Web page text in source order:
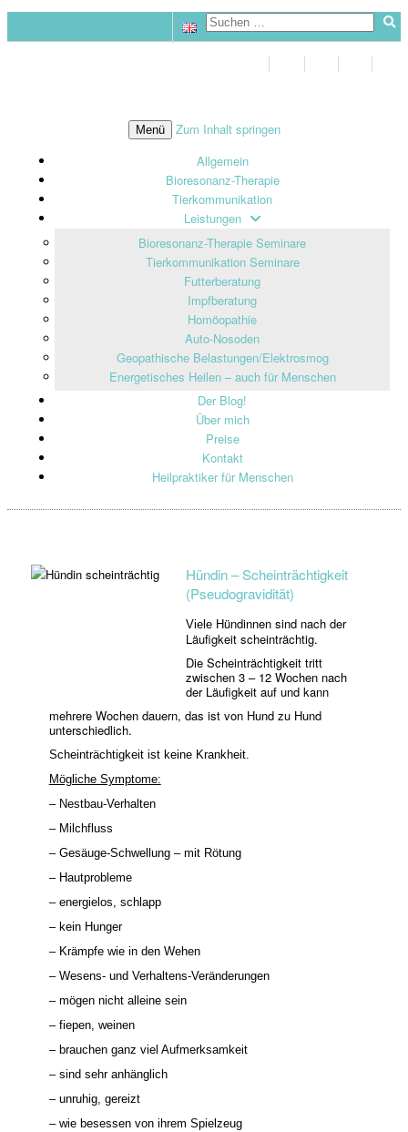
Menü
Zum Inhalt springen
Allgemein
Bioresonanz-Therapie
Tierkommunikation
Leistungen
Bioresonanz-Therapie Seminare
Tierkommunikation Seminare
Futterberatung
Impfberatung
Homöopathie
Auto-Nosoden
Geopathische Belastungen/Elektrosmog
Energetisches Heilen – auch für Menschen
Der Blog!
Über mich
Preise
Kontakt
Heilpraktiker für Menschen
Hündin – Scheinträchtigkeit
(Pseudogravidität)
Viele Hündinnen sind nach der
Läufigkeit scheinträchtig.
Die Scheinträchtigkeit tritt
zwischen 3 – 12 Wochen nach
der Läufigkeit auf und kann
mehrere Wochen dauern, das ist von Hund zu Hund
unterschiedlich.
Scheinträchtigkeit ist keine Krankheit.
Mögliche Symptome:
– Nestbau-Verhalten
– Milchfluss
– Gesäuge-Schwellung – mit Rötung
– Hautprobleme
– energielos, schlapp
– kein Hunger
– Krämpfe wie in den Wehen
– Wesens- und Verhaltens-Veränderungen
– mögen nicht alleine sein
– fiepen, weinen
– brauchen ganz viel Aufmerksamkeit
– sind sehr anhänglich
– unruhig, gereizt
– wie besessen von ihrem Spielzeug